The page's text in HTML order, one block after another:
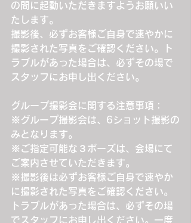
の間に起動いただきますようお願いい
たします。
撮影後、必ずお客様ご自身で速やかに
撮影された写真をご確認ください。ト
ラブルがあった場合は、必ずその場で
スタッフにお申し出ください。
グループ撮影会に関する注意事項：
※グループ撮影会は、6ショット撮影の
みとなります。
※ご指定可能な３ポーズは、会場にて
ご案内させていただきます。
※撮影後は必ずお客様ご自身で速やか
に撮影された写真をご確認ください。
トラブルがあった場合は、必ずその場
でスタッフにお申し出ください。一度